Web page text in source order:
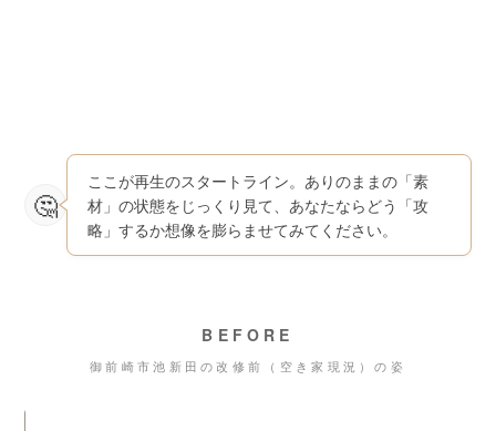
ここが再生のスタートライン。ありのままの「素
材」の状態をじっくり見て、あなたならどう「攻
略」するか想像を膨らませてみてください。
BEFORE
御前崎市池新田の改修前（空き家現況）の姿